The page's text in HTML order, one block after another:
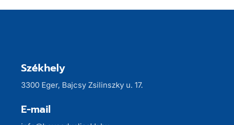
Székhely
3300 Eger, Bajcsy Zsilinszky u. 17.
E-mail